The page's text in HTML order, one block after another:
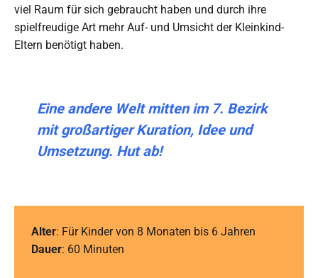
viel Raum für sich gebraucht haben und durch ihre
spielfreudige Art mehr Auf- und Umsicht der Kleinkind-
Eltern benötigt haben.
Eine andere Welt mitten im 7. Bezirk
mit großartiger Kuration, Idee und
Umsetzung. Hut ab!
Alter: Für Kinder von 8 Monaten bis 6 Jahren
Dauer: 60 Minuten